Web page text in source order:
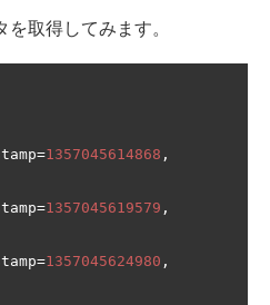
取得してみます。
=1357045614868 ,
=1357045619579 ,
=1357045624980 ,